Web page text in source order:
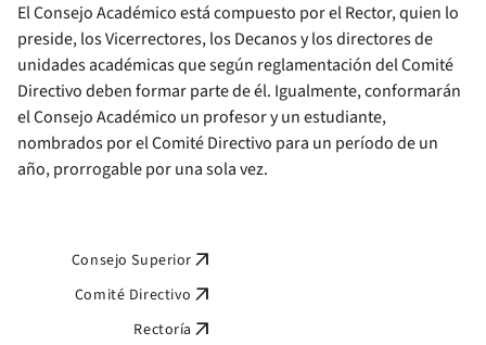
El Consejo Académico está compuesto por el Rector, quien lo
preside, los Vicerrectores, los Decanos y los directores de
unidades académicas que según reglamentación del Comité
Directivo deben formar parte de él. Igualmente, conformarán
el Consejo Académico un profesor y un estudiante,
nombrados por el Comité Directivo para un período de un
año, prorrogable por una sola vez.
Consejo Superior arrow_outward
Comité Directivo arrow_outward
Rectoría arrow_outward